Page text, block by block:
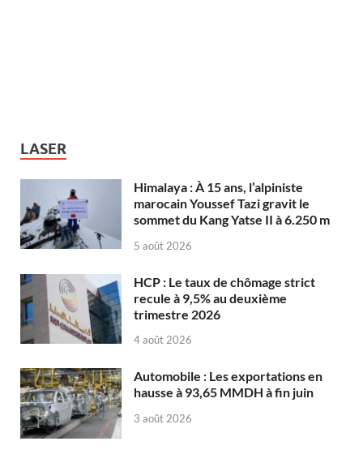
LASER
Himalaya : À 15 ans, l’alpiniste
marocain Youssef Tazi gravit le
sommet du Kang Yatse II à 6.250 m
5 août 2026
HCP : Le taux de chômage strict
recule à 9,5% au deuxième
trimestre 2026
4 août 2026
Automobile : Les exportations en
hausse à 93,65 MMDH à fin juin
3 août 2026